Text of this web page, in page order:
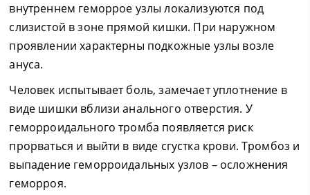
внутреннем геморрое узлы локализуются под
слизистой в зоне прямой кишки. При наружном
проявлении характерны подкожные узлы возле
ануса.
Человек испытывает боль, замечает уплотнение в
виде шишки вблизи анального отверстия. У
геморроидального тромба появляется риск
прорваться и выйти в виде сгустка крови. Тромбоз и
выпадение геморроидальных узлов – осложнения
геморроя.